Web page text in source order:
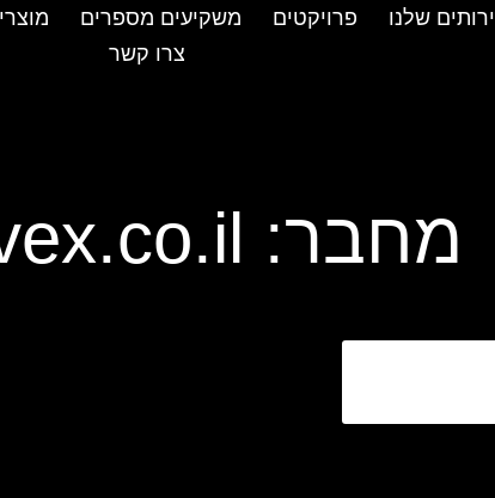
שלנו פרויקטים משקיעים מספרים
צרו קשר
מחבר: